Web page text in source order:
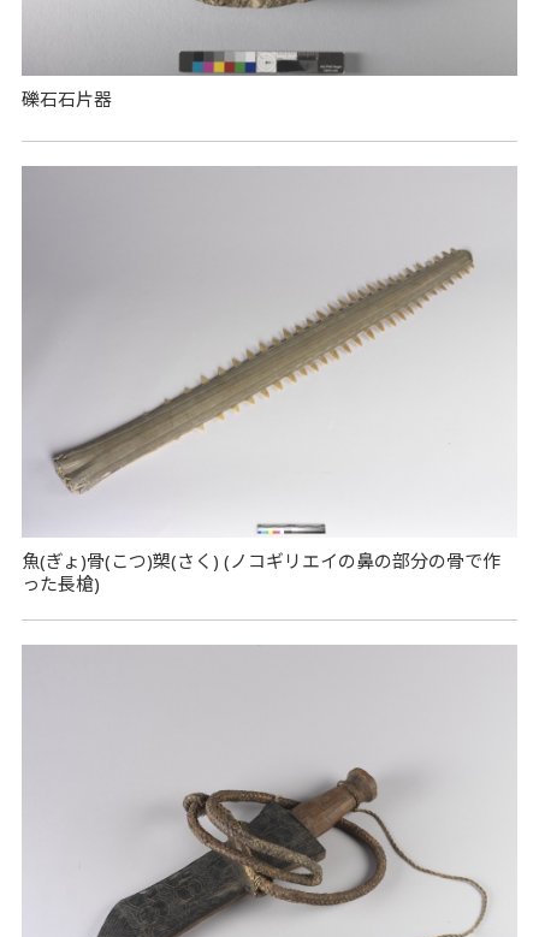
礫石石片器
魚(ぎょ)骨(こつ)槊(さく) (ノコギリエイの鼻の部分の骨で作
った長槍)